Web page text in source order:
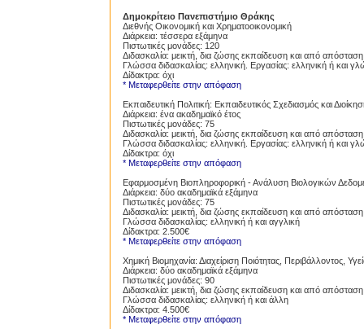
Δημοκρίτειο Πανεπιστήμιο Θράκης
Διεθνής Οικονομική και Χρηματοοικονομική
Διάρκεια: τέσσερα εξάμηνα
Πιστωτικές μονάδες: 120
Διδασκαλία: μεικτή, δια ζώσης εκπαίδευση και από απόσταση
Γλώσσα διδασκαλίας: ελληνική. Εργασίας: ελληνική ή και
Δίδακτρα: όχι
* Μεταφερθείτε στην απόφαση
Εκπαιδευτική Πολιτική: Εκπαιδευτικός Σχεδιασμός και
Διάρκεια: ένα ακαδημαϊκό έτος
Πιστωτικές μονάδες: 75
Διδασκαλία: μεικτή, δια ζώσης εκπαίδευση και από απόσταση
Γλώσσα διδασκαλίας: ελληνική. Εργασίας: ελληνική ή και
Δίδακτρα: όχι
* Μεταφερθείτε στην απόφαση
Εφαρμοσμένη Βιοπληροφορική - Ανάλυση Βιολογικών
Διάρκεια: δύο ακαδημαϊκά εξάμηνα
Πιστωτικές μονάδες: 75
Διδασκαλία: μεικτή, δια ζώσης εκπαίδευση και από απόσταση
Γλώσσα διδασκαλίας: ελληνική ή και αγγλική
Δίδακτρα: 2.500€
* Μεταφερθείτε στην απόφαση
Χημική Βιομηχανία: Διαχείριση Ποιότητας, Περιβάλλοντος,
Διάρκεια: δύο ακαδημαϊκά εξάμηνα
Πιστωτικές μονάδες: 90
Διδασκαλία: μεικτή, δια ζώσης εκπαίδευση και από απόσταση
Γλώσσα διδασκαλίας: ελληνική ή και άλλη
Δίδακτρα: 4.500€
* Μεταφερθείτε στην απόφαση